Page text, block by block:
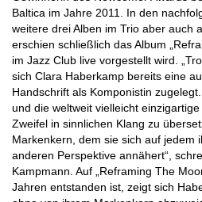
Baltica im Jahre 2011. In den
weitere drei Alben im Trio aber auch
erschien schließlich das Album
im Jazz Club live vorgestellt wird.
sich Clara Haberkamp bereits eine
Handschrift als Komponistin
und die weltweit vielleicht
Zweifel in sinnlichen Klang zu
Markenkern, dem sie sich auf jedem
anderen Perspektive annähert“,
Kampmann. Auf „Reframing The
Jahren entstanden ist, zeigt sich